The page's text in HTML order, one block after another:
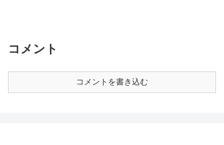
コメント
コメントを書き込む